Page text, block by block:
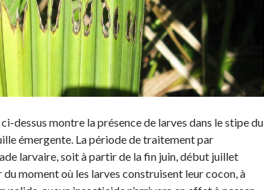
dessus montre la présence de larves dans le stipe du
émergente. La période de traitement par
larvaire, soit à partir de la fin juin, début juillet
du moment où les larves construisent leur cocon, à